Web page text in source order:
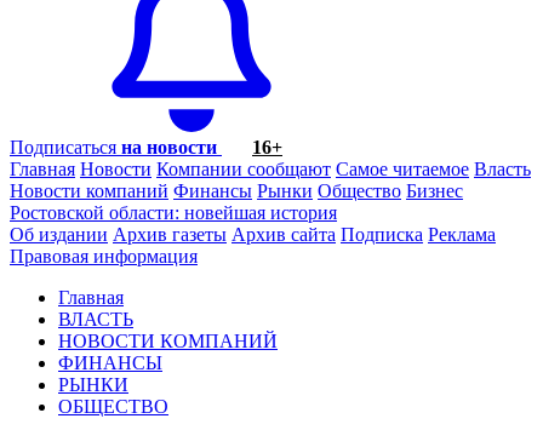
Подписаться на новости
16+
Главная Новости Компании сообщают Самое читаемое Власть
Новости компаний Финансы Рынки Общество Бизнес
Ростовской области: новейшая история
Об издании Архив газеты Архив сайта Подписка Реклама
Правовая информация
Главная
ВЛАСТЬ
НОВОСТИ КОМПАНИЙ
ФИНАНСЫ
РЫНКИ
ОБЩЕСТВО